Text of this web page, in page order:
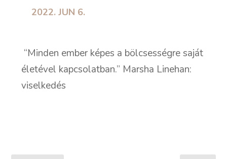
2022. JUN 6.
“Minden ember képes a bölcsességre saját
életével kapcsolatban.” Marsha Linehan:
viselkedés